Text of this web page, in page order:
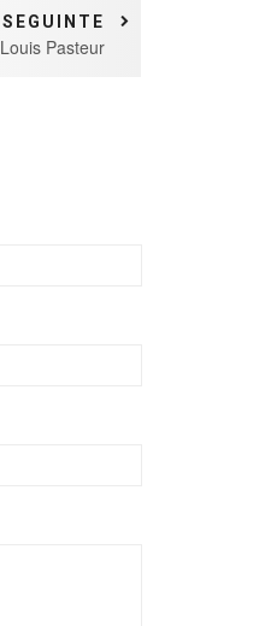
SEGUINTE
Louis Pasteur